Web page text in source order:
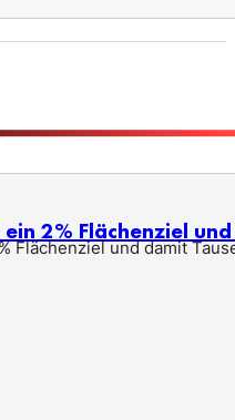
2% Flächenziel
Flächenziel und damit